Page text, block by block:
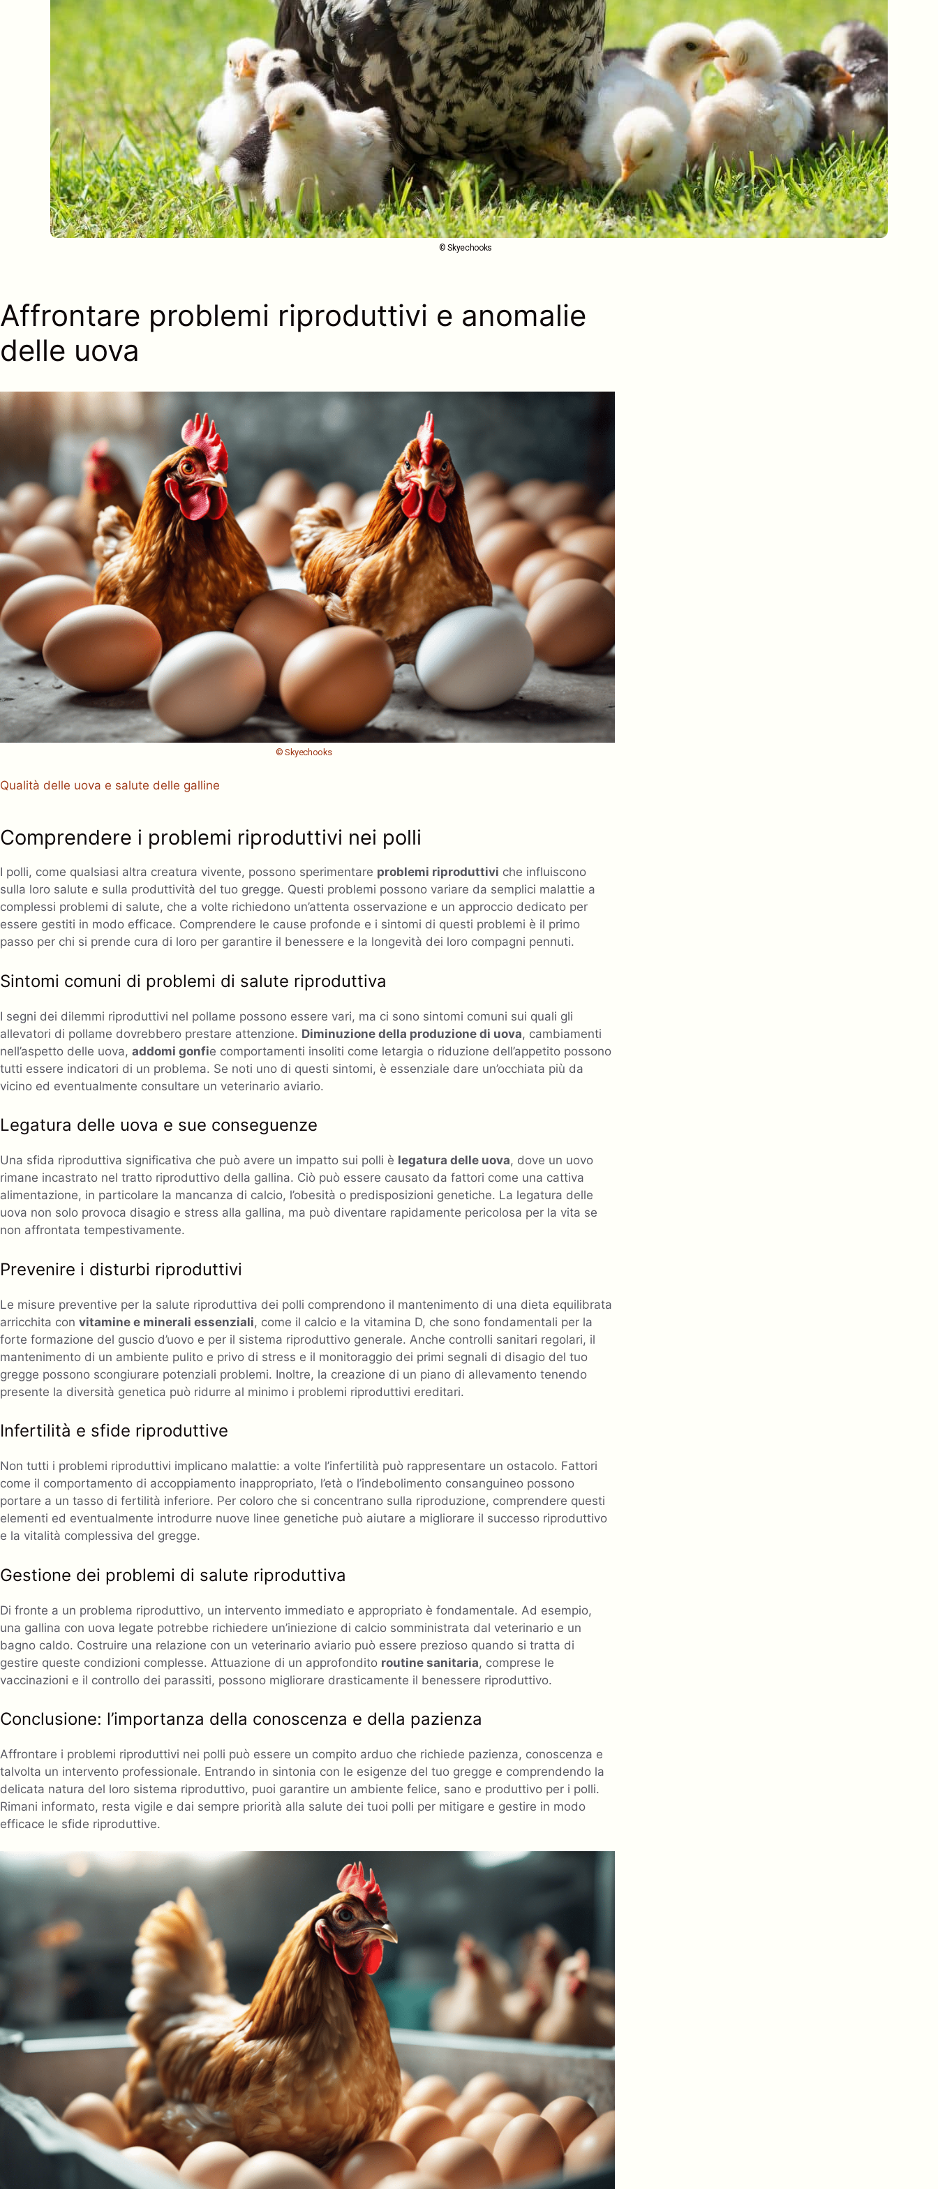
© Skyechooks
Affrontare problemi riproduttivi e anomalie
delle uova
© Skyechooks
Qualità delle uova e salute delle galline
Comprendere i problemi riproduttivi nei polli
I polli, come qualsiasi altra creatura vivente, possono sperimentare problemi riproduttivi che influiscono
sulla loro salute e sulla produttività del tuo gregge. Questi problemi possono variare da semplici malattie a
complessi problemi di salute, che a volte richiedono un’attenta osservazione e un approccio dedicato per
essere gestiti in modo efficace. Comprendere le cause profonde e i sintomi di questi problemi è il primo
passo per chi si prende cura di loro per garantire il benessere e la longevità dei loro compagni pennuti.
Sintomi comuni di problemi di salute riproduttiva
I segni dei dilemmi riproduttivi nel pollame possono essere vari, ma ci sono sintomi comuni sui quali gli
allevatori di pollame dovrebbero prestare attenzione. Diminuzione della produzione di uova, cambiamenti
nell’aspetto delle uova, addomi gonfie comportamenti insoliti come letargia o riduzione dell’appetito possono
tutti essere indicatori di un problema. Se noti uno di questi sintomi, è essenziale dare un’occhiata più da
vicino ed eventualmente consultare un veterinario aviario.
Legatura delle uova e sue conseguenze
Una sfida riproduttiva significativa che può avere un impatto sui polli è legatura delle uova, dove un uovo
rimane incastrato nel tratto riproduttivo della gallina. Ciò può essere causato da fattori come una cattiva
alimentazione, in particolare la mancanza di calcio, l’obesità o predisposizioni genetiche. La legatura delle
uova non solo provoca disagio e stress alla gallina, ma può diventare rapidamente pericolosa per la vita se
non affrontata tempestivamente.
Prevenire i disturbi riproduttivi
Le misure preventive per la salute riproduttiva dei polli comprendono il mantenimento di una dieta equilibrata
arricchita con vitamine e minerali essenziali, come il calcio e la vitamina D, che sono fondamentali per la
forte formazione del guscio d’uovo e per il sistema riproduttivo generale. Anche controlli sanitari regolari, il
mantenimento di un ambiente pulito e privo di stress e il monitoraggio dei primi segnali di disagio del tuo
gregge possono scongiurare potenziali problemi. Inoltre, la creazione di un piano di allevamento tenendo
presente la diversità genetica può ridurre al minimo i problemi riproduttivi ereditari.
Infertilità e sfide riproduttive
Non tutti i problemi riproduttivi implicano malattie: a volte l’infertilità può rappresentare un ostacolo. Fattori
come il comportamento di accoppiamento inappropriato, l’età o l’indebolimento consanguineo possono
portare a un tasso di fertilità inferiore. Per coloro che si concentrano sulla riproduzione, comprendere questi
elementi ed eventualmente introdurre nuove linee genetiche può aiutare a migliorare il successo riproduttivo
e la vitalità complessiva del gregge.
Gestione dei problemi di salute riproduttiva
Di fronte a un problema riproduttivo, un intervento immediato e appropriato è fondamentale. Ad esempio,
una gallina con uova legate potrebbe richiedere un’iniezione di calcio somministrata dal veterinario e un
bagno caldo. Costruire una relazione con un veterinario aviario può essere prezioso quando si tratta di
gestire queste condizioni complesse. Attuazione di un approfondito routine sanitaria, comprese le
vaccinazioni e il controllo dei parassiti, possono migliorare drasticamente il benessere riproduttivo.
Conclusione: l’importanza della conoscenza e della pazienza
Affrontare i problemi riproduttivi nei polli può essere un compito arduo che richiede pazienza, conoscenza e
talvolta un intervento professionale. Entrando in sintonia con le esigenze del tuo gregge e comprendendo la
delicata natura del loro sistema riproduttivo, puoi garantire un ambiente felice, sano e produttivo per i polli.
Rimani informato, resta vigile e dai sempre priorità alla salute dei tuoi polli per mitigare e gestire in modo
efficace le sfide riproduttive.